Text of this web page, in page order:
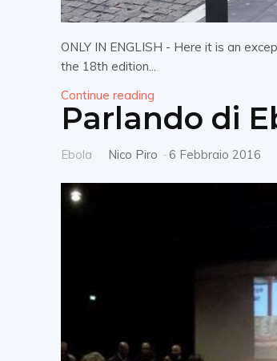
ONLY IN ENGLISH - Here it is an
the 18th edition...
Continue reading
Parlando di
Ebola Nico Piro -6 Febbraio 2016